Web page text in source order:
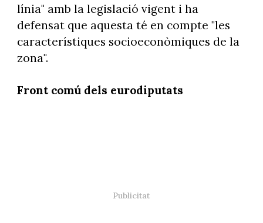
línia" amb la legislació vigent i ha
defensat que aquesta té en compte "les
característiques socioeconòmiques de la
zona".
Front comú dels eurodiputats